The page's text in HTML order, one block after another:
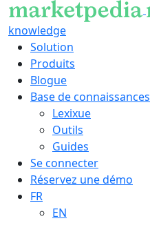
knowledge
Solution
Produits
Blogue
Base de connaissances
Lexixue
Outils
Guides
Se connecter
Réservez une démo
FR
EN